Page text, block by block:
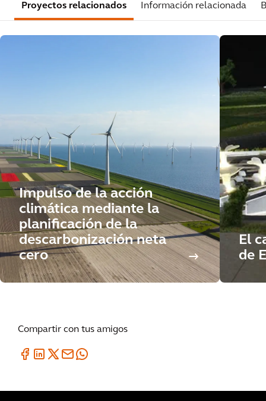
Proyectos relacionados Información relacionada
Impulso de la acción
climática mediante la
planificación de la
descarbonización neta
cero
El
de
Compartir con tus amigos